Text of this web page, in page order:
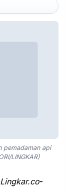
pemadaman api
LINGKAR)
Lingkar.co-